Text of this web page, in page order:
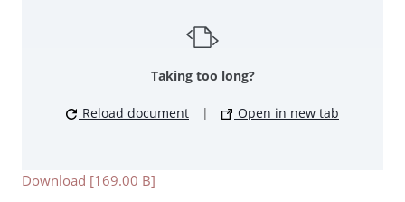
Taking too long?
Reload document | Open in new tab
Download [169.00 B]